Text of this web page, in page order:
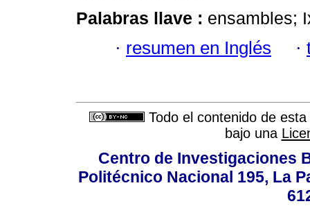
Palabras llave : ensambles;
· resumen en Inglés ·
Todo el contenido de
bajo una
Centro de Investigaciones
Politécnico Nacional 195, La